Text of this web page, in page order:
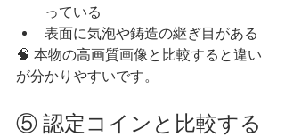
っている
表面に気泡や鋳造の継ぎ目がある
🧠 本物の高画質画像と比較すると違い
が分かりやすいです。
⑤ 認定コインと比較する